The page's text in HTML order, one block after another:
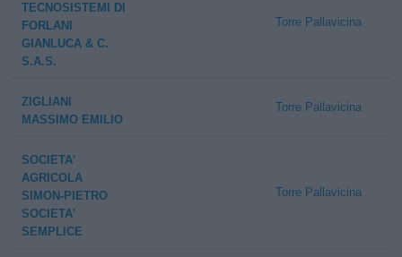
TECNOSISTEMI DI
FORLANI
GIANLUCA & C.
S.A.S.
Torre Pallavicina
ZIGLIANI
MASSIMO EMILIO
Torre Pallavicina
SOCIETA'
AGRICOLA
SIMON-PIETRO
SOCIETA'
SEMPLICE
Torre Pallavicina